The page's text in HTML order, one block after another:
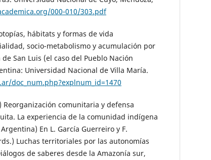
000-010/303.pdf
hábitats y formas de vida
socio-metabolismo y acumulación por
San Luis (el caso del Pueblo Nación
Universidad Nacional de Villa María.
doc_num.php?explnum_id=1470
Reorganización comunitaria y defensa
La experiencia de la comunidad indígena
En L. García Guerreiro y F.
Luchas territoriales por las autonomías
de saberes desde la Amazonía sur,